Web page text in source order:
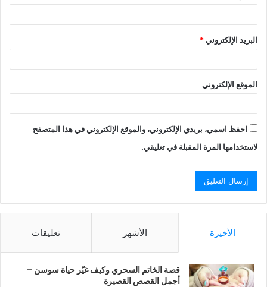
البريد الإلكتروني*
الموقع الإلكتروني
احفظ اسمي، بريدي الإلكتروني، والموقع الإلكتروني في هذا المتصفح
لاستخدامها المرة المقبلة في تعليقي.
الأخيرة الأشهر تعليقات
قصة الخاتم السحري وكيف غيّر حياة سوسن –
أجمل القصص القصيرة